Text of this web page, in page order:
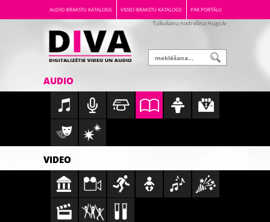
AUDIO IERAKSTU KATALOGS VIDEO IERAKSTU KATALOGS PAR PORTĀLU
Tulkošanu nodrošina Hugo.lv
AUDIO
VIDEO